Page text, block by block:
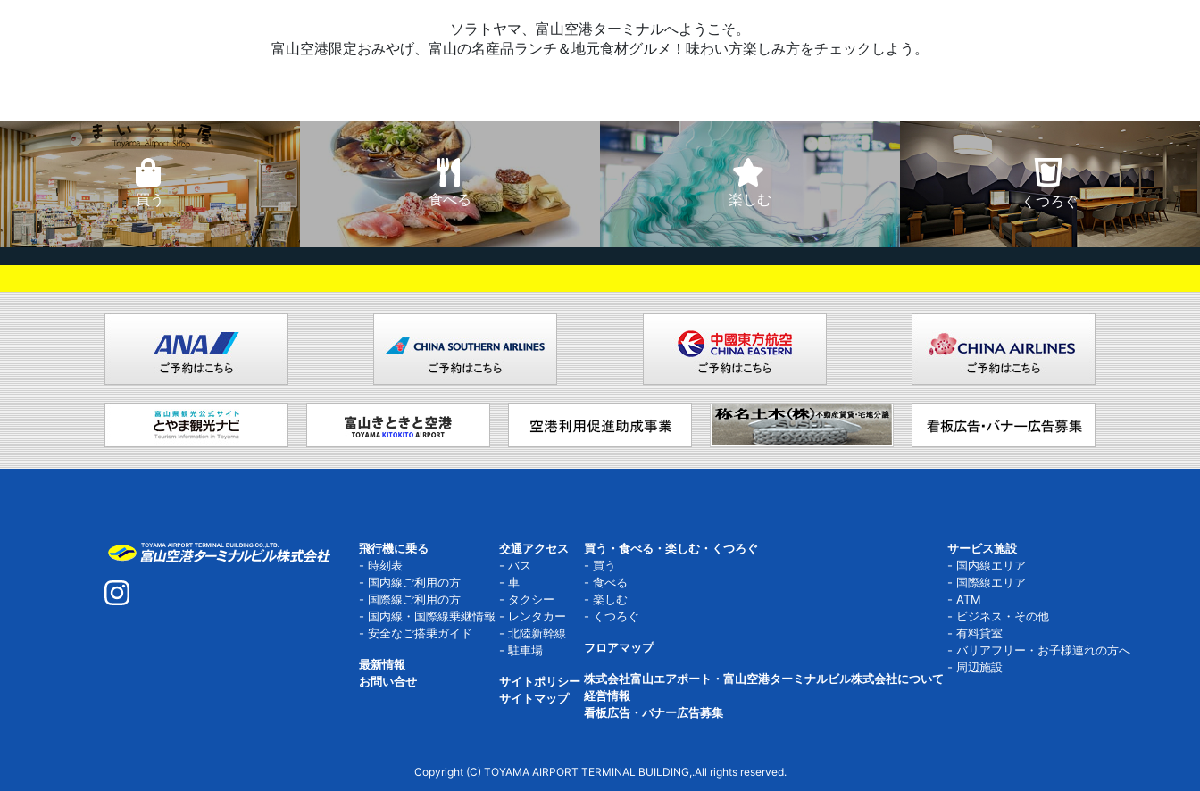
ソラトヤマ、富山空港ターミナルへようこそ。
富山空港限定おみやげ、富山の名産品ランチ＆地元食材グルメ！味わい方楽しみ方をチェックしよう。
買う 食べる 楽しむ くつろぐ
飛行機に乗る
時刻表
国内線ご利用の方
国際線ご利用の方
国内線・国際線乗継情報
安全なご搭乗ガイド
最新情報
お問い合せ
交通アクセス
バス
車
タクシー
レンタカー
北陸新幹線
駐車場
サイトポリシー
サイトマップ
買う・食べる・楽しむ・くつろぐ
買う
食べる
楽しむ
くつろぐ
フロアマップ
株式会社富山エアポート・富山空港ターミナルビル株式会社について
経営情報
看板広告・バナー広告募集
サービス施設
国内線エリア
国際線エリア
ATM
ビジネス・その他
有料貸室
バリアフリー・お子様連れの方へ
周辺施設
Copyright (C) TOYAMA AIRPORT TERMINAL BUILDING,.All rights reserved.